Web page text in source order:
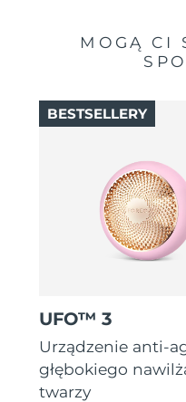
MOGĄ CI
UFO™ 3
Urządzenie anti-
głębokiego
twarzy
BESTSELLERY